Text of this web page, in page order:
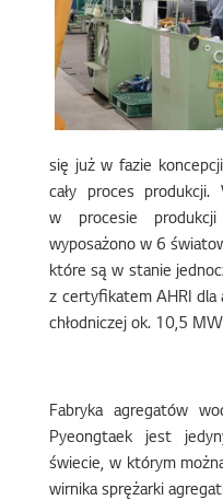
się już w fazie
cały proces
w procesie
wyposażono w 6
które są w stanie
z certyfikatem AHRI dla
chłodniczej ok. 10,5
Fabryka agregatów
Pyeongtaek jest
świecie, w którym
wirnika sprężarki